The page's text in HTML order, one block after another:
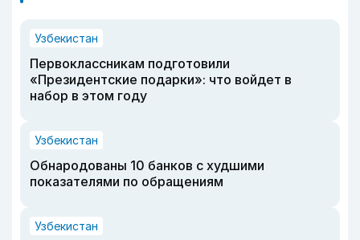
Узбекистан
Первоклассникам подготовили
«Президентские подарки»: что войдет в
набор в этом году
Узбекистан
Обнародованы 10 банков с худшими
показателями по обращениям
Узбекистан